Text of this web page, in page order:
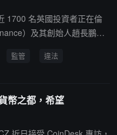
1700 名英國投資者正在倫
）及其創始人趙長鵬
權的情況下，向英國零售
於開曼群島的 Binance Hold
趙長鵬以及幣安交易平台的
言人拒絕就正在進行的訴訟
監管 違法
幣之都，希望